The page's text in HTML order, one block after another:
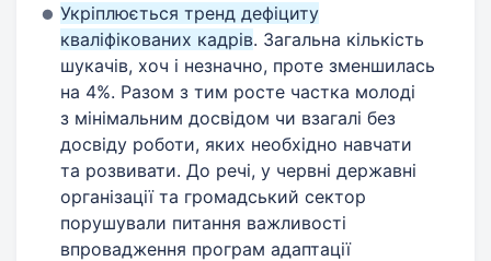
Укріплюється тренд дефіциту
кваліфікованих кадрів. Загальна кількість
шукачів, хоч і незначно, проте зменшилась
на 4%. Разом з тим росте частка молоді
з мінімальним досвідом чи взагалі без
досвіду роботи, яких необхідно навчати
та розвивати. До речі, у червні державні
організації та громадський сектор
порушували питання важливості
впровадження програм адаптації